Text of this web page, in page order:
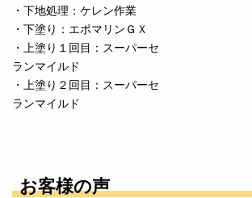
・下地処理：ケレン作業
・下塗り：エポマリンＧＸ
・上塗り１回目：スーパーセ
ランマイルド
・上塗り２回目：スーパーセ
ランマイルド
お客様の声